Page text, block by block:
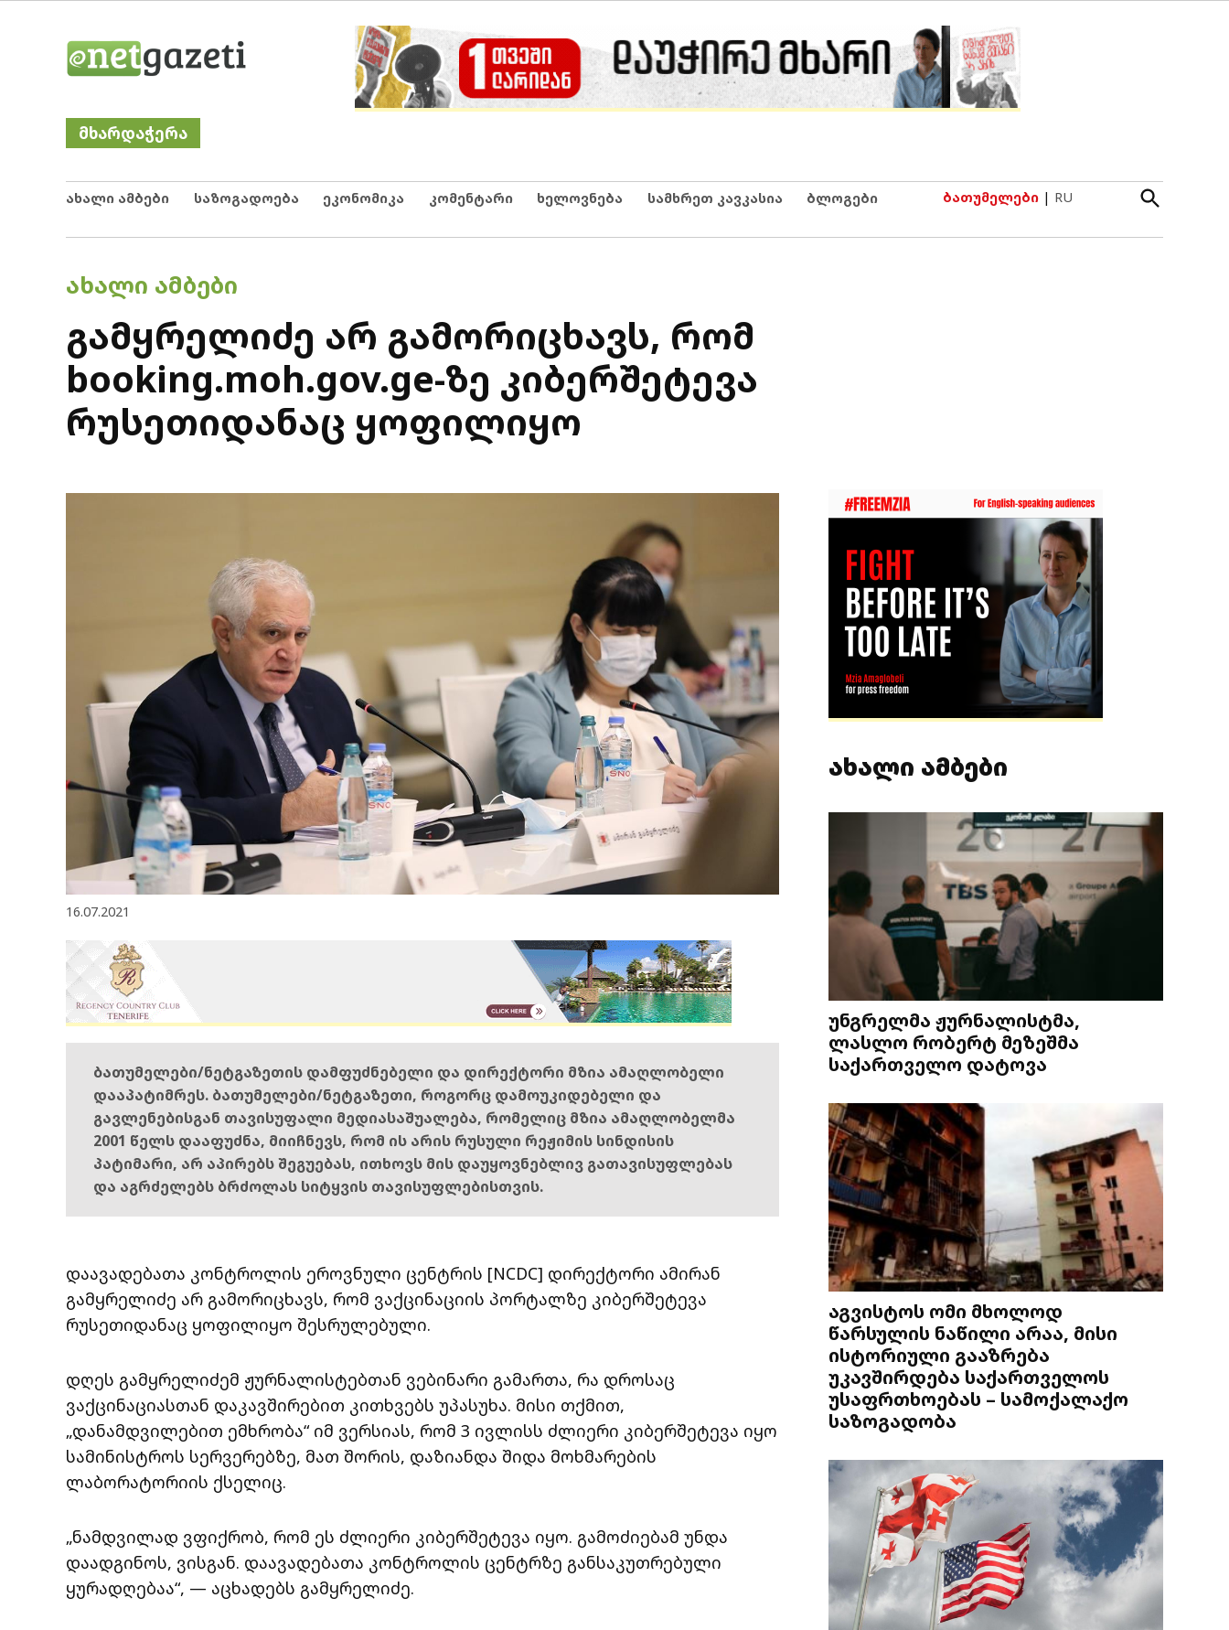
Netgazeti
მხარდაჭერა
ახალი ამბები საზოგადოება ეკონომიკა კომენტარი ხელოვნება სამხრეთ კავკასია ბლოგები ბათუმელები | RU
Open
Search
POSTED
ᲐᲮᲐᲚᲘ ᲐᲛᲑᲔᲑᲘ
გამყრელიძე არ გამორიცხავს, რომ
booking.moh.gov.ge-ზე კიბერშეტევა
რუსეთიდანაც ყოფილიყო
16.07.2021
ბათუმელები/ნეტგაზეთის დამფუძნებელი და დირექტორი მზია ამაღლობელი
დააპატიმრეს. ბათუმელები/ნეტგაზეთი, როგორც დამოუკიდებელი და
გავლენებისგან თავისუფალი მედიასაშუალება, რომელიც მზია ამაღლობელმა
2001 წელს დააფუძნა, მიიჩნევს, რომ ის არის რუსული რეჟიმის სინდისის
პატიმარი, არ აპირებს შეგუებას, ითხოვს მის დაუყოვნებლივ გათავისუფლებას
და აგრძელებს ბრძოლას სიტყვის თავისუფლებისთვის.
დაავადებათა კონტროლის ეროვნული ცენტრის [NCDC] დირექტორი ამირან
გამყრელიძე არ გამორიცხავს, რომ ვაქცინაციის პორტალზე კიბერშეტევა
რუსეთიდანაც ყოფილიყო შესრულებული.
დღეს გამყრელიძემ ჟურნალისტებთან ვებინარი გამართა, რა დროსაც
ვაქცინაციასთან დაკავშირებით კითხვებს უპასუხა. მისი თქმით,
„დანამდვილებით ემხრობა“ იმ ვერსიას, რომ 3 ივლისს ძლიერი კიბერშეტევა იყო
სამინისტროს სერვერებზე, მათ შორის, დაზიანდა შიდა მოხმარების
ლაბორატორიის ქსელიც.
„ნამდვილად ვფიქრობ, რომ ეს ძლიერი კიბერშეტევა იყო. გამოძიებამ უნდა
დაადგინოს, ვისგან. დაავადებათა კონტროლის ცენტრზე განსაკუთრებული
ყურადღებაა“, — აცხადებს გამყრელიძე.
ახალი ამბები
უნგრელმა ჟურნალისტმა,
ლასლო რობერტ მეზეშმა
საქართველო დატოვა
აგვისტოს ომი მხოლოდ
წარსულის ნაწილი არაა, მისი
ისტორიული გააზრება
უკავშირდება საქართველოს
უსაფრთხოებას – სამოქალაქო
საზოგადობა